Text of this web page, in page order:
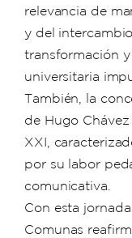
relevancia de
y del
transformación
universitaria
También, la
de Hugo
XXI,
por su labor
comunicativa.
Con esta
Comunas